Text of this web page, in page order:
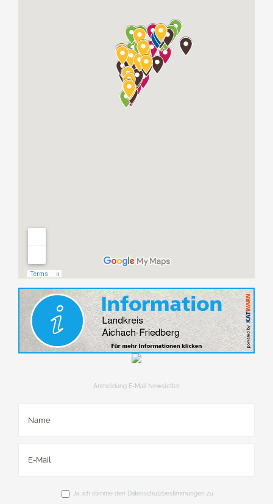
Anmeldung E-Mail Newsletter
Ja, ich stimme den Datenschutzbestimmungen zu.